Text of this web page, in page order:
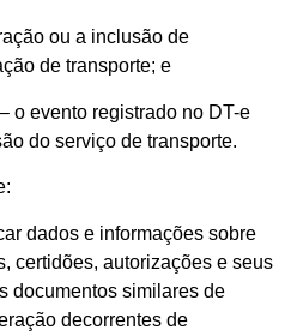
ou a inclusão de
de transporte; e
o evento registrado no DT-e
do serviço de transporte.
dados e informações sobre
certidões, autorizações e seus
documentos similares de
decorrentes de